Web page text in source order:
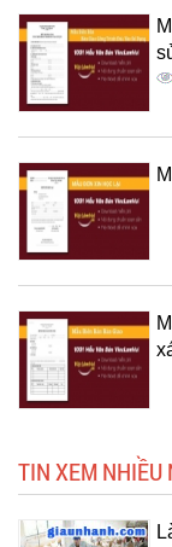
TIN XEM NHIỀU